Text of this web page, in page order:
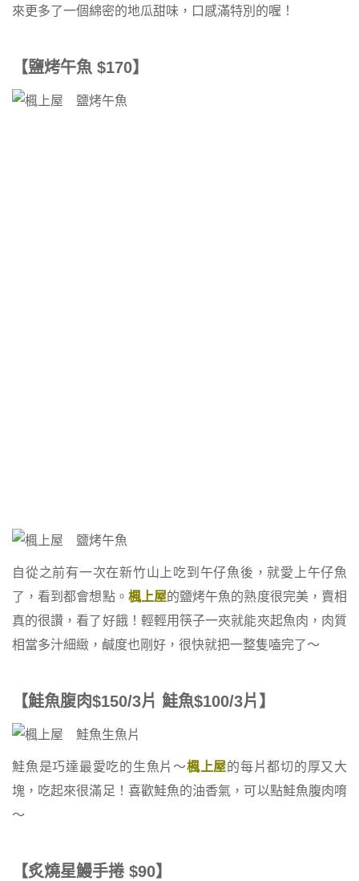
來更多了一個綿密的地瓜甜味，口感滿特別的喔！
【鹽烤午魚 $170】
自從之前有一次在新竹山上吃到午仔魚後，就愛上午仔魚
了，看到都會想點。 楓上屋的鹽烤午魚的熟度很完美，賣相
真的很讚，看了好餓！輕輕用筷子一夾就能夾起魚肉，肉質
相當多汁細緻，鹹度也剛好，很快就把一整隻嗑完了～
【鮭魚腹肉$150/3片 鮭魚$100/3片】
鮭魚是巧達最愛吃的生魚片～楓上屋的每片都切的厚又大
塊，吃起來很滿足！喜歡鮭魚的油香氣，可以點鮭魚腹肉唷
～
【炙燒星鰻手捲 $90】